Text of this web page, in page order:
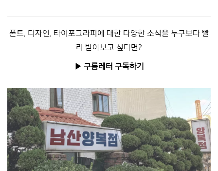
폰트, 디자인, 타이포그라피에 대한 다양한 소식을 누구보다 빨
리 받아보고 싶다면?
▶︎ 구름레터 구독하기